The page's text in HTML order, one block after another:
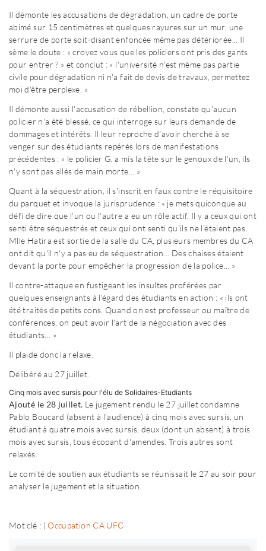
Il démonte les accusations de dégradation, un cadre de porte
abimé sur 15 centimètres et quelques rayures sur un mur, une
serrure de porte soit-disant enfoncée même pas détériorée... Il
sème le doute : « croyez vous que les policiers ont pris des gants
pour entrer ? » et conclut : « l'université n'est même pas partie
civile pour dégradation ni n'a fait de devis de travaux, permettez
moi d'être perplexe. »
Il démonte aussi l'accusation de rébellion, constate qu'aucun
policier n'a été blessé, ce qui interroge sur leurs demande de
dommages et intérêts. Il leur reproche d'avoir cherché à se
venger sur des étudiants repérés lors de manifestations
précédentes : « le policier G. a mis la tête sur le genoux de l'un, ils
n'y sont pas allés de main morte... »
Quant à la séquestration, il s'inscrit en faux contre le réquisitoire
du parquet et invoque la jurisprudence : « je mets quiconque au
défi de dire que l'un ou l'autre a eu un rôle actif. Il y a ceux qui ont
senti être séquestrés et ceux qui ont senti qu'ils ne l'étaient pas.
Mlle Hatira est sortie de la salle du CA, plusieurs membres du CA
ont dit qu'il n'y a pas eu de séquestration... Des chaises étaient
devant la porte pour empêcher la progression de la police... »
Il contre-attaque en fustigeant les insultes proférées par
quelques enseignants à l'égard des étudiants en action : « ils ont
été traités de petits cons. Quand on est professeur ou maître de
conférences, on peut avoir l'art de la négociation avec des
étudiants... »
Il plaide donc la relaxe.
Délibéré au 27 juillet.
Cinq mois avec sursis pour l'élu de Solidaires-Etudiants
Ajouté le 28 juillet. Le jugement rendu le 27 juillet condamne
Pablo Boucard (absent à l'audience) à cinq mois avec sursis, un
étudiant à quatre mois avec sursis, deux (dont un absent) à trois
mois avec sursis, tous écopant d'amendes. Trois autres sont
relaxés.
Le comité de soutien aux étudiants se réunissait le 27 au soir pour
analyser le jugement et la situation.
Mot clé : |Occupation CA UFC